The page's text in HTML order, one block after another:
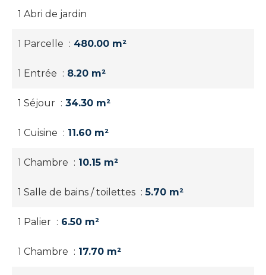
1 Abri de jardin
1 Parcelle 480.00 m²
1 Entrée 8.20 m²
1 Séjour 34.30 m²
1 Cuisine 11.60 m²
1 Chambre 10.15 m²
1 Salle de bains / toilettes 5.70 m²
1 Palier 6.50 m²
1 Chambre 17.70 m²